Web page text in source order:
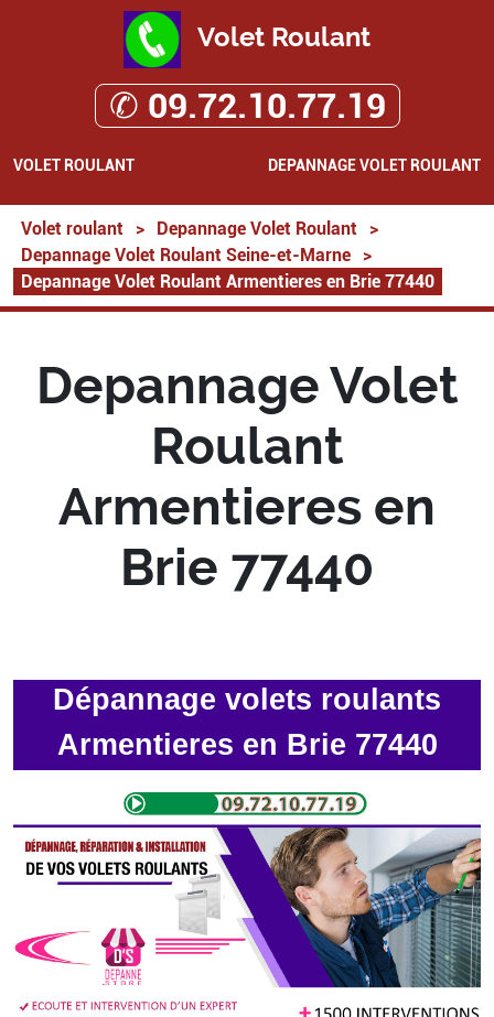
Volet Roulant
✆ 09.72.10.77.19
VOLET ROULANT DEPANNAGE VOLET ROULANT
Volet roulant > Depannage Volet Roulant
>
Depannage Volet Roulant Seine-et-Marne
>
Depannage Volet Roulant Armentieres en Brie 77440
Depannage Volet
Roulant
Armentieres en
Brie 77440
Dépannage volets roulants
Armentieres en Brie 77440